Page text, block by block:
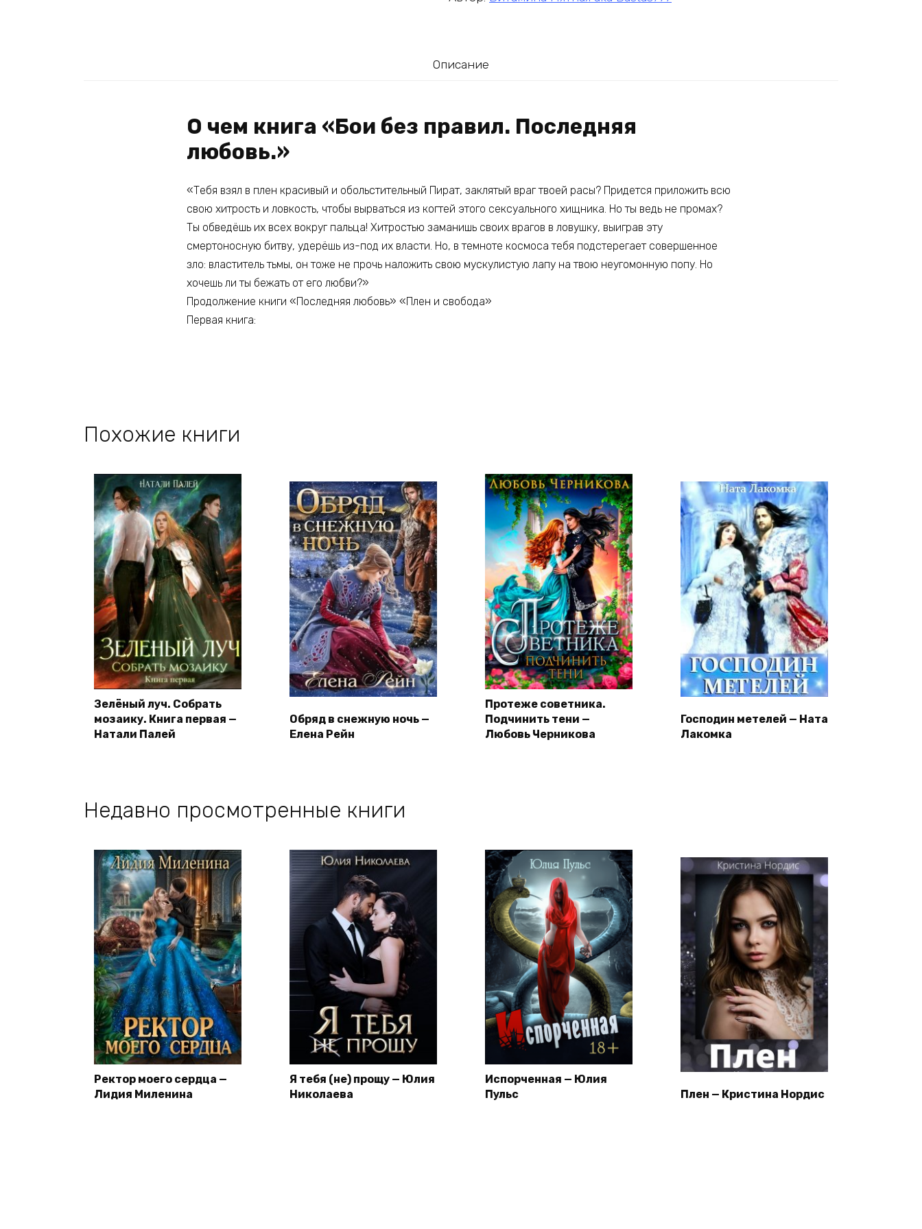
Описание
О чем книга «Бои без правил. Последняя
любовь.»
«Тебя взял в плен красивый и обольстительный Пират, заклятый враг твоей расы? Придется приложить всю
свою хитрость и ловкость, чтобы вырваться из когтей этого сексуального хищника. Но ты ведь не промах?
Ты обведёшь их всех вокруг пальца! Хитростью заманишь своих врагов в ловушку, выиграв эту
смертоносную битву, удерёшь из-под их власти. Но, в темноте космоса тебя подстерегает совершенное
зло: властитель тьмы, он тоже не прочь наложить свою мускулистую лапу на твою неугомонную попу. Но
хочешь ли ты бежать от его любви?»
Продолжение книги «Последняя любовь» «Плен и свобода»
Первая книга:
Похожие книги
Зелёный луч. Собрать
мозаику. Книга первая —
Натали Палей
Обряд в снежную ночь —
Елена Рейн
Протеже советника.
Подчинить тени —
Любовь Черникова
Господин метелей — Ната
Лакомка
Недавно просмотренные книги
Ректор моего сердца —
Лидия Миленина
Я тебя (не) прощу — Юлия
Николаева
Испорченная — Юлия
Пульс
Плен — Кристина Нордис